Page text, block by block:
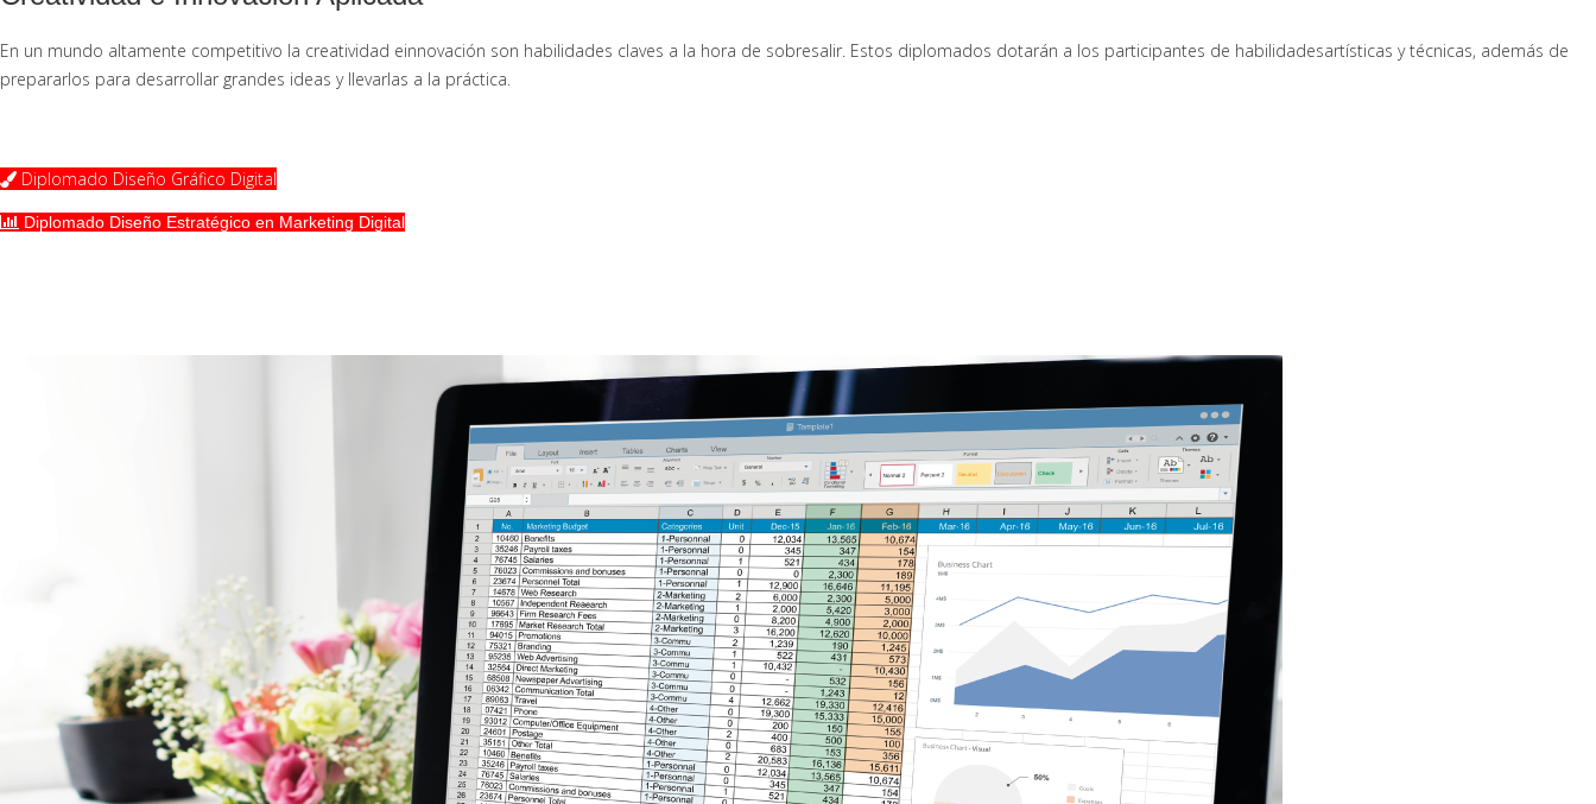
En un mundo altamente competitivo la creatividad einnovación son habilidades claves a la hora de sobresalir. Estos diplomados dotarán a los participantes de habilidadesartísticas y técnicas, además de
prepararlos para desarrollar grandes ideas y llevarlas a la práctica.
Diplomado Diseño Gráfico Digital
Diplomado Diseño Estratégico en Marketing Digital